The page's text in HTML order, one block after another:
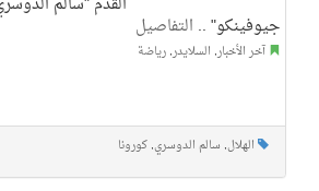
جيوفينكو" .. التفاصيل
آخر الأخبار, السلايدر, رياضة
الهلال, سالم الدوسري, كورونا